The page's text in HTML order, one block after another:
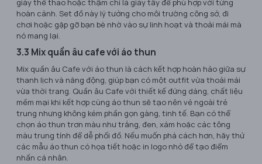
giày thể thao hoặc thậm chí là giày tây để phù hợp với từng
hoàn cảnh. Set đồ này lý tưởng cho môi trường công sở, đi
chơi hoặc gặp gỡ bạn bè nhờ vào sự linh hoạt và thoải mái mà
nó mang lại.
3.3 Mix quần âu cafe với áo thun
Mix quần âu Cafe với áo thun là cách kết hợp hoàn hảo giữa sự
thanh lịch và năng động, giúp bạn có một outfit vừa thoải mái
vừa thời trang. Quần âu Cafe với thiết kế đứng dáng, chất liệu
mềm mại khi kết hợp cùng áo thun sẽ tạo nên vẻ ngoài trẻ
trung nhưng không kém phần gọn gàng, tinh tế. Bạn có thể
chọn áo thun trơn màu như trắng, đen, xám hoặc các tông
màu trung tính để dễ phối đồ. Nếu muốn phá cách hơn, hãy thử
các mẫu áo thun có họa tiết hoặc in logo nhỏ để tạo điểm
nhấn cá nhân.